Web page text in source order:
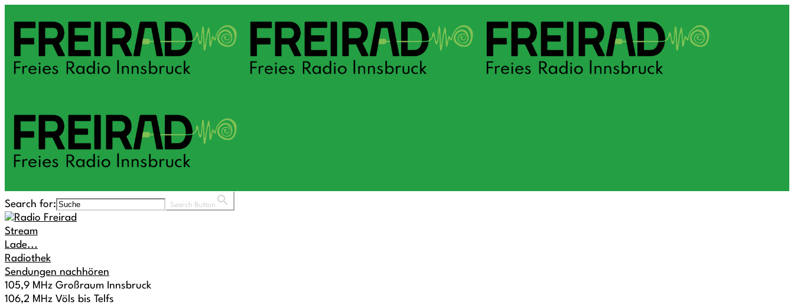
Search for: Search Button
Stream
Lade...
Radiothek
Sendungen nachhören
105,9 MHz Großraum Innsbruck
106,2 MHz Völs bis Telfs